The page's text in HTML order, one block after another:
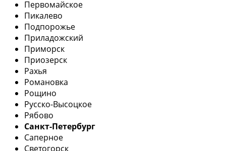
Первомайское
Пикалево
Подпорожье
Приладожский
Приморск
Приозерск
Рахья
Романовка
Рощино
Русско-Высоцкое
Рябово
Санкт-Петербург
Саперное
Светогорск